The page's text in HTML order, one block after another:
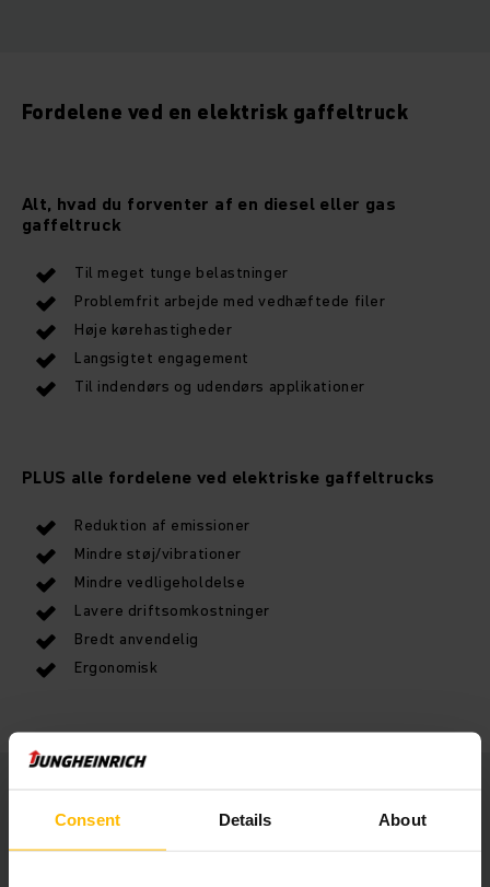
Consent Details About
Fordelene ved en elektrisk gaffeltruck
Alt, hvad du forventer af en diesel eller gas
gaffeltruck
Til meget tunge belastninger
Problemfrit arbejde med vedhæftede filer
Høje kørehastigheder
Langsigtet engagement
Til indendørs og udendørs applikationer
PLUS alle fordelene ved elektriske gaffeltrucks
Reduktion af emissioner
Mindre støj/vibrationer
Mindre vedligeholdelse
Lavere driftsomkostninger
Bredt anvendelig
Ergonomisk